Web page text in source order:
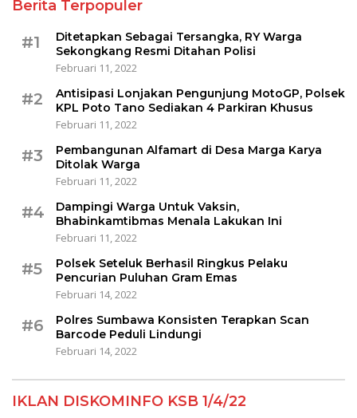
Berita Terpopuler
#1
Ditetapkan Sebagai Tersangka, RY Warga
Sekongkang Resmi Ditahan Polisi
Februari 11, 2022
#2
Antisipasi Lonjakan Pengunjung MotoGP, Polsek
KPL Poto Tano Sediakan 4 Parkiran Khusus
Februari 11, 2022
#3
Pembangunan Alfamart di Desa Marga Karya
Ditolak Warga
Februari 11, 2022
#4
Dampingi Warga Untuk Vaksin,
Bhabinkamtibmas Menala Lakukan Ini
Februari 11, 2022
#5
Polsek Seteluk Berhasil Ringkus Pelaku
Pencurian Puluhan Gram Emas
Februari 14, 2022
#6
Polres Sumbawa Konsisten Terapkan Scan
Barcode Peduli Lindungi
Februari 14, 2022
IKLAN DISKOMINFO KSB 1/4/22